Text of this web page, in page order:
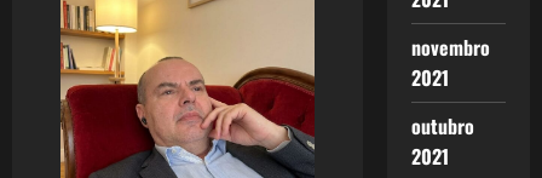
novembro
2021
outubro
2021